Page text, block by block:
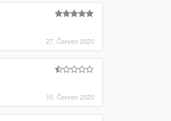
27. Červen 2020
15. Červen 2020